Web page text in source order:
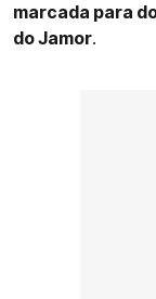
marcada para
do Jamor.